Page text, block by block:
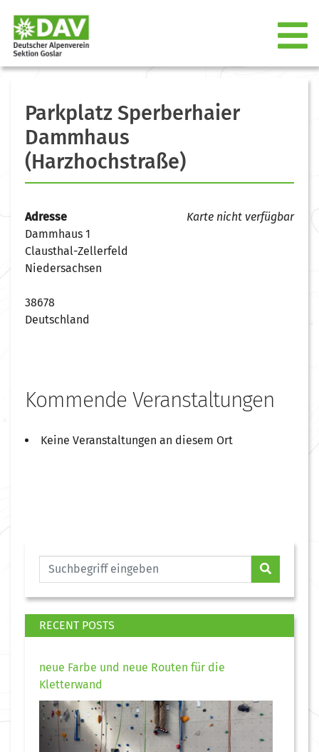
Parkplatz Sperberhaier
Dammhaus
(Harzhochstraße)
Karte nicht verfügbar
Adresse
Dammhaus 1
Clausthal-Zellerfeld
Niedersachsen
38678
Deutschland
Kommende Veranstaltungen
Keine Veranstaltungen an diesem Ort
RECENT POSTS
neue Farbe und neue Routen für die
Kletterwand